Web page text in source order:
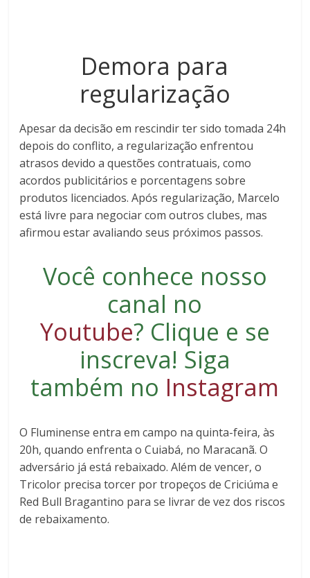
Demora para
regularização
Apesar da decisão em rescindir ter sido tomada 24h
depois do conflito, a regularização enfrentou
atrasos devido a questões contratuais, como
acordos publicitários e porcentagens sobre
produtos licenciados. Após regularização, Marcelo
está livre para negociar com outros clubes, mas
afirmou estar avaliando seus próximos passos.
Você conhece nosso
canal no
Youtube? Clique e se
inscreva! Siga
também no Instagram
O Fluminense entra em campo na quinta-feira, às
20h, quando enfrenta o Cuiabá, no Maracanã. O
adversário já está rebaixado. Além de vencer, o
Tricolor precisa torcer por tropeços de Criciúma e
Red Bull Bragantino para se livrar de vez dos riscos
de rebaixamento.